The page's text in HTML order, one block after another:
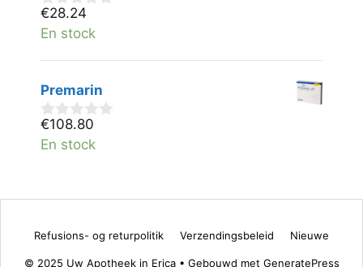
0
v
n
€28.24
En stock
Premarin
0
v
€108.80
En stock
Refusions- og returpolitik Verzendingsbeleid Nieuwe
© 2025 Uw Apotheek in Erica• Gebouwd met GeneratePress